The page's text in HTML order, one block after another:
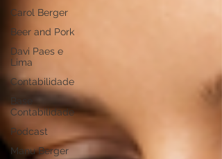
Carol Berger
Beer and Pork
Davi Paes e
Lima
Contabilidade
Base
Contabilidade
Podcast
Manu Berger